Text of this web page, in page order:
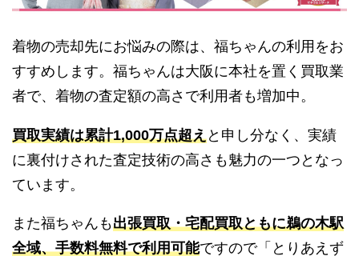
着物の売却先にお悩みの際は、福ちゃんの利用をお
すすめします。福ちゃんは大阪に本社を置く買取業
者で、着物の査定額の高さで利用者も増加中。
買取実績は累計1,000万点超えと申し分なく、実績
に裏付けされた査定技術の高さも魅力の一つとなっ
ています。
また福ちゃんも出張買取・宅配買取ともに鵜の木駅
全域、手数料無料で利用可能ですので「とりあえず